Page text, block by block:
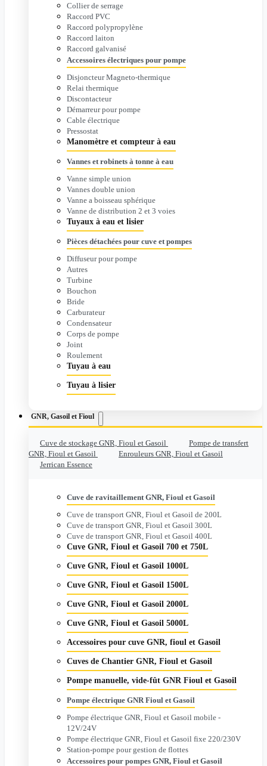
Collier de serrage
Raccord PVC
Raccord polypropylène
Raccord laiton
Raccord galvanisé
Accessoires électriques pour pompe
Disjoncteur Magneto-thermique
Relai thermique
Discontacteur
Démarreur pour pompe
Cable électrique
Pressostat
Manomètre et compteur à eau
Vannes et robinets à tonne à eau
Vanne simple union
Vannes double union
Vanne a boisseau sphérique
Vanne de distribution 2 et 3 voies
Tuyaux à eau et lisier
Pièces détachées pour cuve et pompes
Diffuseur pour pompe
Autres
Turbine
Bouchon
Bride
Carburateur
Condensateur
Corps de pompe
Joint
Roulement
Tuyau à eau
Tuyau à lisier
GNR, Gasoil et Fioul
Cuve de stockage GNR, Fioul et Gasoil
Pompe de transfert
GNR, Fioul et Gasoil
Enrouleurs GNR, Fioul et Gasoil
Jerrican Essence
Cuve de ravitaillement GNR, Fioul et Gasoil
Cuve de transport GNR, Fioul et Gasoil de 200L
Cuve de transport GNR, Fioul et Gasoil 300L
Cuve de transport GNR, Fioul et Gasoil 400L
Cuve GNR, Fioul et Gasoil 700 et 750L
Cuve GNR, Fioul et Gasoil 1000L
Cuve GNR, Fioul et Gasoil 1500L
Cuve GNR, Fioul et Gasoil 2000L
Cuve GNR, Fioul et Gasoil 5000L
Accessoires pour cuve GNR, fioul et Gasoil
Cuves de Chantier GNR, Fioul et Gasoil
Pompe manuelle, vide-fût GNR Fioul et Gasoil
Pompe électrique GNR Fioul et Gasoil
Pompe électrique GNR, Fioul et Gasoil mobile -
12V/24V
Pompe électrique GNR, Fioul et Gasoil fixe 220/230V
Station-pompe pour gestion de flottes
Accessoires pour pompes GNR, Fioul et Gasoil